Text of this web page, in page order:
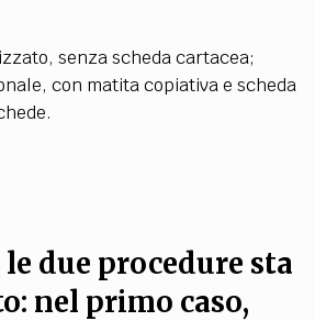
senza scheda cartacea;
con matita copiativa e scheda
due procedure sta
nel primo caso,